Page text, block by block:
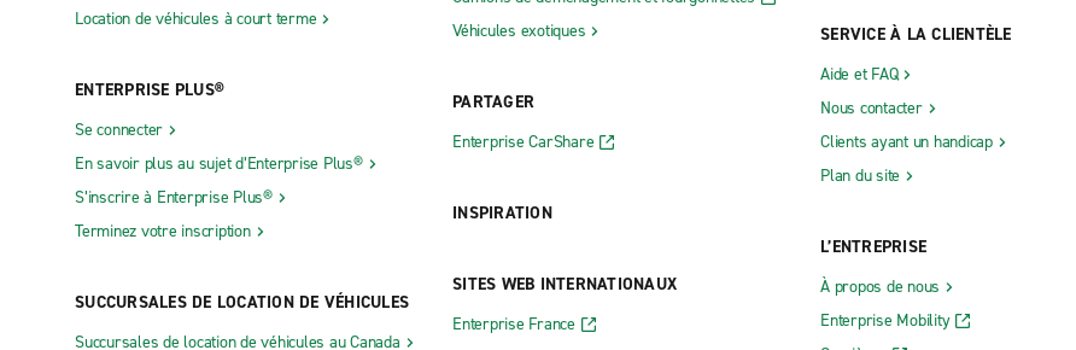
Location de véhicules à court terme
ENTERPRISE PLUS®
Se connecter
En savoir plus au sujet d’Enterprise Plus®
S’inscrire à Enterprise Plus®
Terminez votre inscription
SUCCURSALES DE LOCATION DE VÉHICULES
Succursales de location de véhicules au Canada
Véhicules exotiques
PARTAGER
Enterprise CarShare
INSPIRATION
SITES WEB INTERNATIONAUX
Enterprise France
SERVICE À LA CLIENTÈLE
Aide et FAQ
Nous contacter
Clients ayant un handicap
Plan du site
L’ENTREPRISE
À propos de nous
Enterprise Mobility